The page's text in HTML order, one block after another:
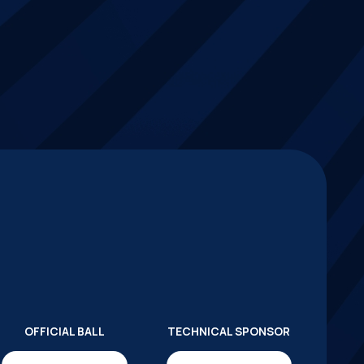
OFFICIAL BALL TECHNICAL SPONSOR